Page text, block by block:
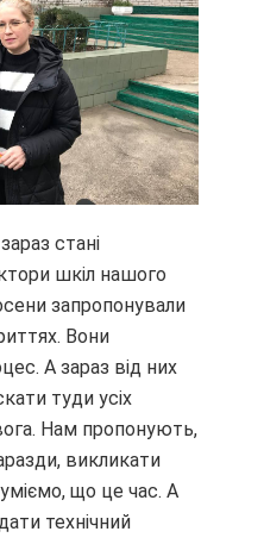
стані
шкіл нашого
запропонували
Вони
А зараз від них
туди усіх
Нам пропонують,
викликати
що це час. А
технічний